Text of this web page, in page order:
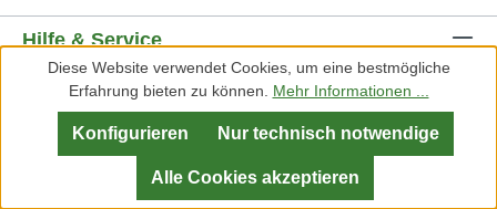
Hilfe & Service
Unternehmen
Folgt uns
Zahlungsarten
Diese Website verwendet Cookies, um eine bestmögliche
Erfahrung bieten zu können. Mehr Informationen ...
Nur technisch notwendige
Konfigurieren
Alle Cookies akzeptieren